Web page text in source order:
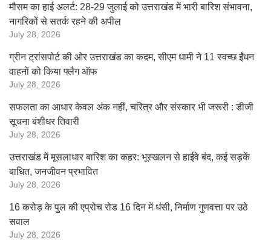
मौसम का हाई अलर्ट: 28-29 जुलाई को उत्तराखंड में भारी बारिश संभावना,
नागरिकों से सतर्क रहने की अपील
July 28, 2026
ग्रीन ट्रांसपोर्ट की ओर उत्तराखंड का कदम, सीएम धामी ने 11 स्वच्छ ईंधन
वाहनों को किया फ्लैग ऑफ
July 28, 2026
सफलता का आधार केवल अंक नहीं, चरित्र और संस्कार भी जरूरी : डीजी
सूचना बंशीधर तिवारी
July 28, 2026
उत्तराखंड में मूसलाधार बारिश का कहर: भूस्खलन से हाईवे बंद, कई सड़कें
बाधित, जनजीवन प्रभावित
July 28, 2026
16 करोड़ के पुल की एप्रोच रोड 16 दिन में धंसी, निर्माण गुणवत्ता पर उठे
सवाल
July 28, 2026